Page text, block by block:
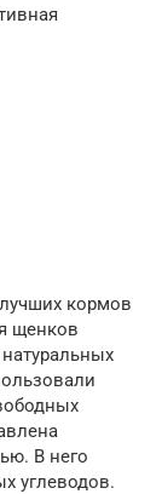
кормов
щенков
В него
углеводов.